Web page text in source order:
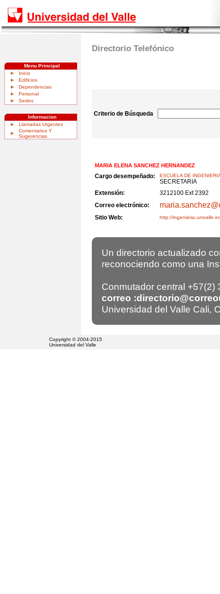
Directorio Telefónico
Menu Principal
Inicio
Edificios
Dependencias
Personal
Sedes
Informacion
Llamadas Urgentes
Comentarios Y
Sugerencias
Criterio de Búsqueda
MARIA ELENA SANCHEZ HERNANDEZ
Cargo desempeñado: ESCUELA DE
SECRETARIA
Extensión:
3212100 Ext 2392
Correo electrónico:
Sitio Web: http://
Un directorio actualizado
reconociendo como una
Conmutador central +57(2)
correo
Universidad del Valle Cali,
Copyright © 2004-2015
Universidad del Valle